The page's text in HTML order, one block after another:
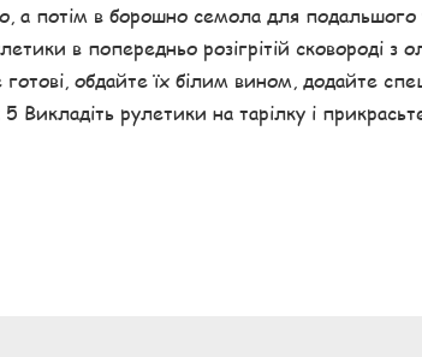
а потім в борошно семола для подальшого
в попередньо розігрітій сковороді з
обдайте їх білим вином, додайте
5 Викладіть рулетики на тарілку і